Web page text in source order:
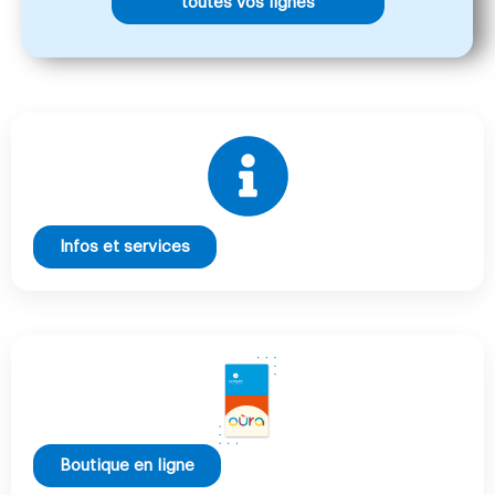
Infos et services
Boutique en ligne